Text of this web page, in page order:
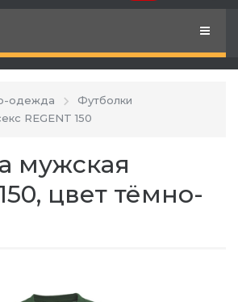
одежда
Футболки
REGENT 150
мужская
цвет тёмно-